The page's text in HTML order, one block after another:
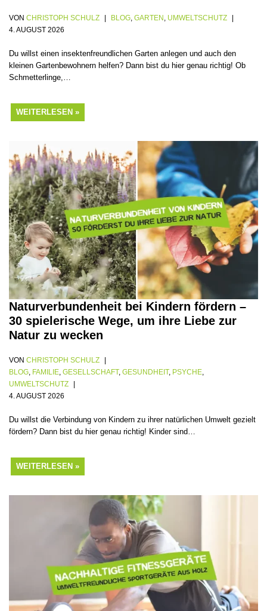
VON CHRISTOPH SCHULZ BLOG GARTEN
UMWELTSCHUTZ
4. AUGUST 2026
Du willst einen insektenfreundlichen Garten anlegen und auch den
kleinen Gartenbewohnern helfen? Dann bist du hier genau richtig! Ob
Schmetterlinge,…
WEITERLESEN »
Naturverbundenheit bei Kindern fördern –
30 spielerische Wege, um ihre Liebe zur
Natur zu wecken
VON CHRISTOPH SCHULZ
BLOG
FAMILIE GESELLSCHAFT, GESUNDHEIT, PSYCHE
UMWELTSCHUTZ
4. AUGUST 2026
Du willst die Verbindung von Kindern zu ihrer natürlichen Umwelt gezielt
fördern? Dann bist du hier genau richtig! Kinder sind…
WEITERLESEN »